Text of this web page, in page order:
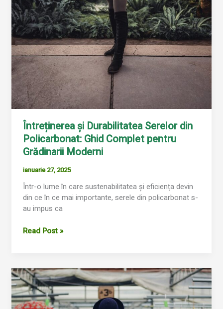
Întreținerea și Durabilitatea Serelor din
Policarbonat: Ghid Complet pentru
Grădinarii Moderni
ianuarie 27, 2025
Într-o lume în care sustenabilitatea și eficiența devin
din ce în ce mai importante, serele din policarbonat s-
au impus ca
Read Post »
Programul
de
Finanțare
Prima